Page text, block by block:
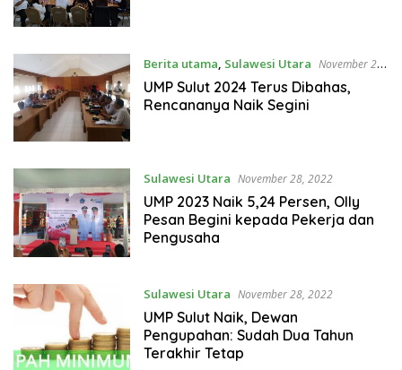
Berita utama, Sulawesi Utara November 20,
2023
UMP Sulut 2024 Terus Dibahas,
Rencananya Naik Segini
Sulawesi Utara November 28, 2022
UMP 2023 Naik 5,24 Persen, Olly
Pesan Begini kepada Pekerja dan
Pengusaha
Sulawesi Utara November 28, 2022
UMP Sulut Naik, Dewan
Pengupahan: Sudah Dua Tahun
Terakhir Tetap